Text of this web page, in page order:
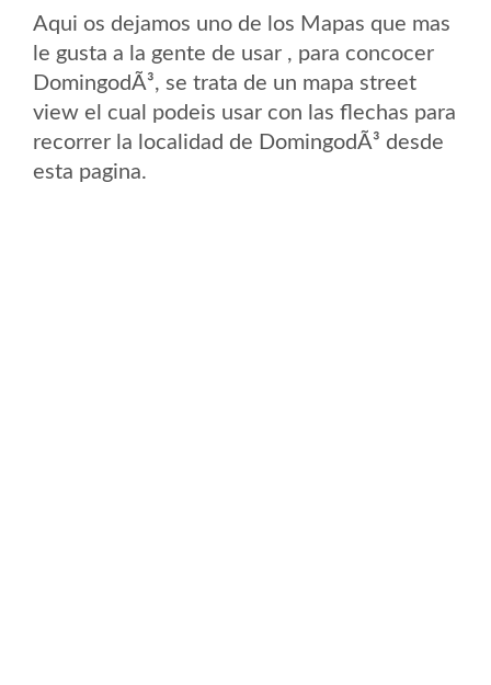
Aqui os dejamos uno de los Mapas que mas
le gusta a la gente de usar , para concocer
DomingodÃ³, se trata de un mapa street
view el cual podeis usar con las flechas para
recorrer la localidad de DomingodÃ³ desde
esta pagina.